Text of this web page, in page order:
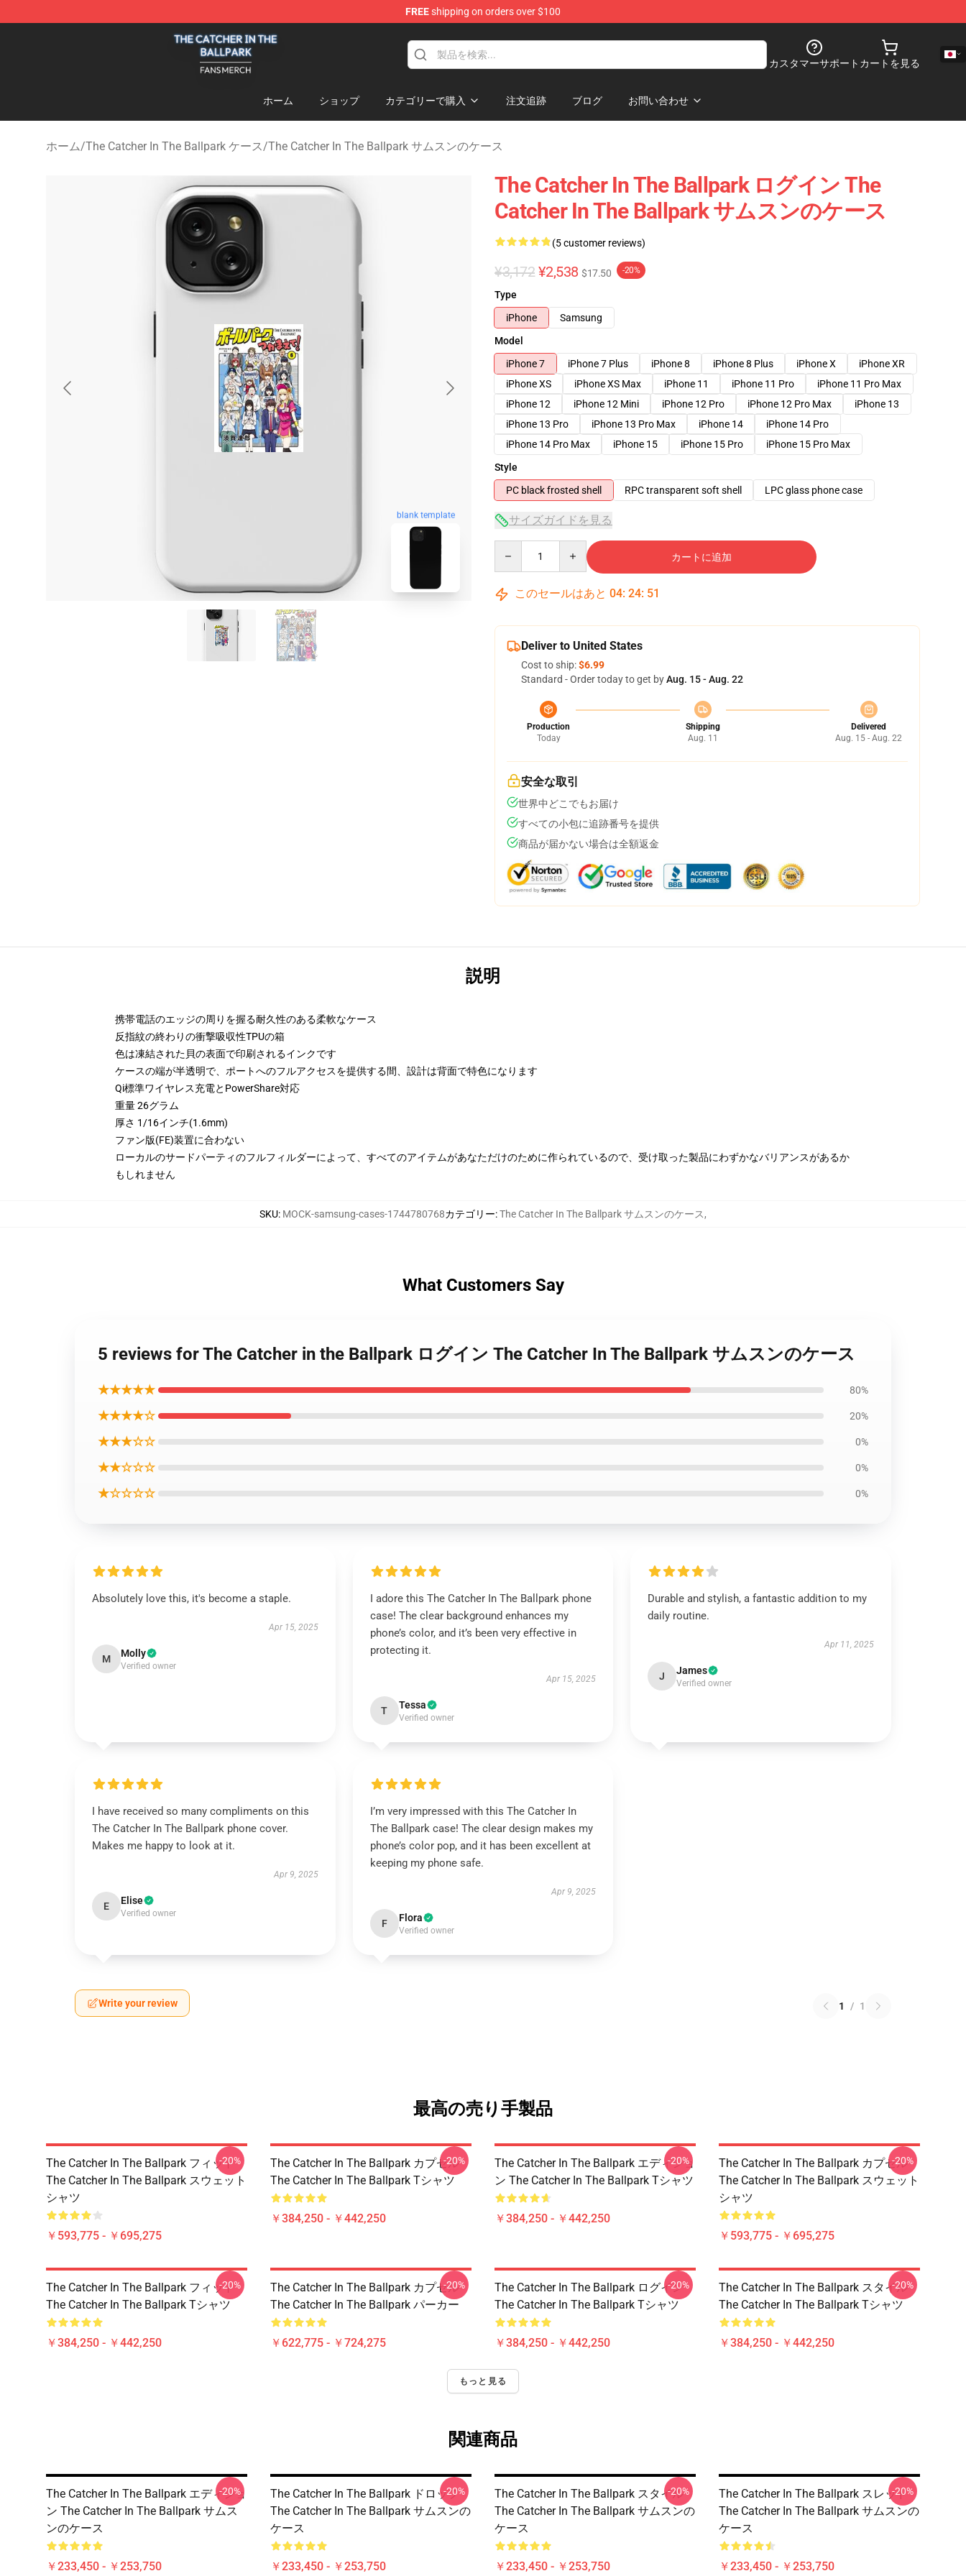
FREEshipping on orders over $100
The Catcher In The Ballpark Shop - Official The Catcher In The Ballpark Merchandise Store
カスタマーサポート カートを見る
ホーム ショップ カテゴリーで購入 注文追跡 ブログ お問い合わせ
ホーム/The Catcher In The Ballpark ケース/The Catcher In The Ballpark サムスンのケース
blank template
The Catcher In The Ballpark ログイン The
Catcher In The Ballpark サムスンのケース
(5 customer reviews)
¥3,172 ¥2,538 $17.50 -20%
Type
iPhone
Samsung
Model
iPhone 7
iPhone 7 Plus iPhone 8 iPhone 8 Plus iPhone X
iPhone XR
iPhone XS
iPhone XS Max iPhone 11 iPhone 11 Pro
iPhone 11 Pro Max
iPhone 12
iPhone 12 Mini iPhone 12 Pro iPhone 12 Pro Max
iPhone 13
iPhone 13 Pro
iPhone 13 Pro Max iPhone 14
iPhone 14 Pro
iPhone 14 Pro Max
iPhone 15 iPhone 15 Pro
iPhone 15 Pro Max
Style
PC black frosted shell
RPC transparent soft shell LPC glass phone case
サイズガイドを見る
カートに追加
このセールはあと 04: 24: 50
Deliver to United States
Cost to ship:$6.99
Standard - Order today to get byAug. 15 - Aug. 22
Production
Today
Shipping
Aug. 11
Delivered
Aug. 15 - Aug. 22
安全な取引
世界中どこでもお届け
すべての小包に追跡番号を提供
商品が届かない場合は全額返金
説明
携帯電話のエッジの周りを握る耐久性のある柔軟なケース
反指紋の終わりの衝撃吸収性TPUの箱
色は凍結された貝の表面で印刷されるインクです
ケースの端が半透明で、ポートへのフルアクセスを提供する間、設計は背面で特色になります
Qi標準ワイヤレス充電とPowerShare対応
重量 26グラム
厚さ 1/16インチ(1.6mm)
ファン版(FE)装置に合わない
ローカルのサードパーティのフルフィルダーによって、すべてのアイテムがあなただけのために作られているので、受け取った製品にわずかなバリアンスがあるか
もしれません
SKU: MOCK-samsung-cases-1744780768カテゴリー:The Catcher In The Ballpark サムスンのケース,
What Customers Say
5 reviews for The Catcher in the Ballpark ログイン The Catcher In The Ballpark サムスンのケース
★★★★★ 80%
★★★★☆ 20%
★★★☆☆ 0%
★★☆☆☆ 0%
★☆☆☆☆ 0%
Absolutely love this, it's become a staple.
Apr 15, 2025
M Molly
Verified owner
I adore this The Catcher In The Ballpark phone
case! The clear background enhances my
phone’s color, and it’s been very effective in
protecting it.
Apr 15, 2025
T Tessa
Verified owner
Durable and stylish, a fantastic addition to my
daily routine.
Apr 11, 2025
J James
Verified owner
I have received so many compliments on this
The Catcher In The Ballpark phone cover.
Makes me happy to look at it.
Apr 9, 2025
E Elise
Verified owner
I’m very impressed with this The Catcher In
The Ballpark case! The clear design makes my
phone’s color pop, and it has been excellent at
keeping my phone safe.
Apr 9, 2025
F Flora
Verified owner
Write your review 1 / 1
最高の売り手製品
The Catcher In The Ballpark フィット
The Catcher In The Ballpark スウェット
シャツ
￥593,775 - ￥695,275
-20%
The Catcher In The Ballpark カプセル
The Catcher In The Ballpark Tシャツ
￥384,250 - ￥442,250
-20%
The Catcher In The Ballpark エディショ
ン The Catcher In The Ballpark Tシャツ
￥384,250 - ￥442,250
-20%
The Catcher In The Ballpark カプセル
The Catcher In The Ballpark スウェット
シャツ
￥593,775 - ￥695,275
-20%
The Catcher In The Ballpark フィット
The Catcher In The Ballpark Tシャツ
￥384,250 - ￥442,250
-20%
The Catcher In The Ballpark カプセル
The Catcher In The Ballpark パーカー
￥622,775 - ￥724,275
-20%
The Catcher In The Ballpark ログイン
The Catcher In The Ballpark Tシャツ
￥384,250 - ￥442,250
-20%
The Catcher In The Ballpark スタイル
The Catcher In The Ballpark Tシャツ
￥384,250 - ￥442,250
-20%
もっと見る
関連商品
The Catcher In The Ballpark エディショ
ン The Catcher In The Ballpark サムス
ンのケース
￥233,450 - ￥253,750
-20%
The Catcher In The Ballpark ドロップ
The Catcher In The Ballpark サムスンの
ケース
￥233,450 - ￥253,750
-20%
The Catcher In The Ballpark スタイル
The Catcher In The Ballpark サムスンの
ケース
￥233,450 - ￥253,750
-20%
The Catcher In The Ballpark スレッド
The Catcher In The Ballpark サムスンの
ケース
￥233,450 - ￥253,750
-20%